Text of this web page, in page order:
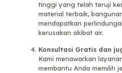
tinggi yang telah teruji
material terbaik,
mendapatkan
kerusakan akibat air.
Konsultasi Gratis dan
Kami menawarkan
membantu Anda memilih